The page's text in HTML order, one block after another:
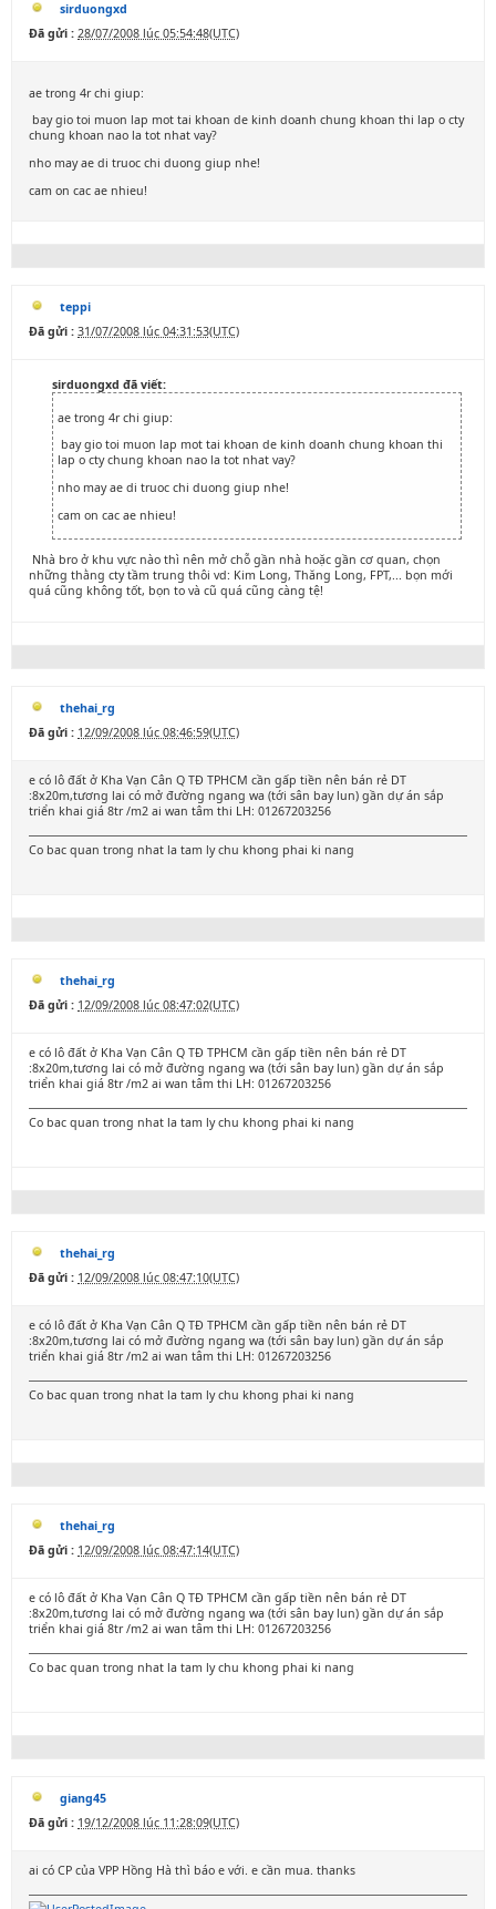
sirduongxd
Đã gửi : 28/07/2008 lúc 05:54:48(UTC)
ae trong 4r chi giup:
bay gio toi muon lap mot tai khoan de kinh doanh chung khoan thi lap o cty
chung khoan nao la tot nhat vay?
nho may ae di truoc chi duong giup nhe!
cam on cac ae nhieu!
teppi
Đã gửi : 31/07/2008 lúc 04:31:53(UTC)
sirduongxd đã viết:
ae trong 4r chi giup:
bay gio toi muon lap mot tai khoan de kinh doanh chung khoan thi
lap o cty chung khoan nao la tot nhat vay?
nho may ae di truoc chi duong giup nhe!
cam on cac ae nhieu!
Nhà bro ở khu vực nào thì nên mở chỗ gần nhà hoặc gần cơ quan, chọn
những thằng cty tầm trung thôi vd: Kim Long, Thăng Long, FPT,... bọn mới
quá cũng không tốt, bọn to và cũ quá cũng càng tệ!
thehai_rg
Đã gửi : 12/09/2008 lúc 08:46:59(UTC)
e có lô đất ở Kha Vạn Cân Q TĐ TPHCM cần gấp tiền nên bán rẻ DT
:8x20m,tương lai có mở đường ngang wa (tới sân bay lun) gần dự án sắp
triển khai giá 8tr /m2 ai wan tâm thi LH: 01267203256
Co bac quan trong nhat la tam ly chu khong phai ki nang
thehai_rg
Đã gửi : 12/09/2008 lúc 08:47:02(UTC)
e có lô đất ở Kha Vạn Cân Q TĐ TPHCM cần gấp tiền nên bán rẻ DT
:8x20m,tương lai có mở đường ngang wa (tới sân bay lun) gần dự án sắp
triển khai giá 8tr /m2 ai wan tâm thi LH: 01267203256
Co bac quan trong nhat la tam ly chu khong phai ki nang
thehai_rg
Đã gửi : 12/09/2008 lúc 08:47:10(UTC)
e có lô đất ở Kha Vạn Cân Q TĐ TPHCM cần gấp tiền nên bán rẻ DT
:8x20m,tương lai có mở đường ngang wa (tới sân bay lun) gần dự án sắp
triển khai giá 8tr /m2 ai wan tâm thi LH: 01267203256
Co bac quan trong nhat la tam ly chu khong phai ki nang
thehai_rg
Đã gửi : 12/09/2008 lúc 08:47:14(UTC)
e có lô đất ở Kha Vạn Cân Q TĐ TPHCM cần gấp tiền nên bán rẻ DT
:8x20m,tương lai có mở đường ngang wa (tới sân bay lun) gần dự án sắp
triển khai giá 8tr /m2 ai wan tâm thi LH: 01267203256
Co bac quan trong nhat la tam ly chu khong phai ki nang
giang45
Đã gửi : 19/12/2008 lúc 11:28:09(UTC)
ai có CP của VPP Hồng Hà thì báo e với. e cần mua. thanks